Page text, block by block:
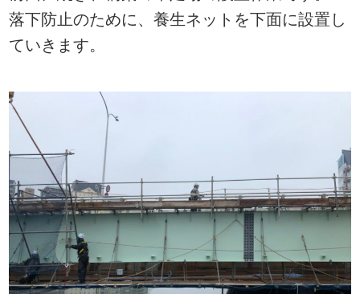
落下防止のために、養生ネットを下面に設置し
ていきます。